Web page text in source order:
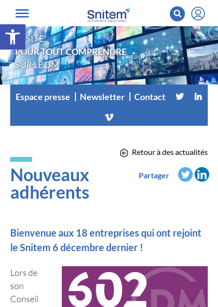
Ouvrir la barre d’outils
LE SITE
POUR TOUT COMPRENDRE
SUR LE DM
Espace presse Newsletter Contact
Nouveaux
adhérents
Retour à des actualités
Partager
Bienvenue aux 18 entreprises qui ont rejoint
le Snitem 6 décembre dernier !
Lors de
son
Conseil